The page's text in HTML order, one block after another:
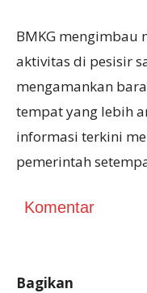
BMKG mengimbau
aktivitas di pesisir
mengamankan
tempat yang lebih
informasi terkini
pemerintah
Komentar
Bagikan